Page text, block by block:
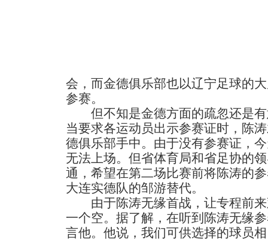
会，而金德俱乐部也以辽宁足球的
参赛。
但不知是金德方面的疏忽还是有
当要求各运动员出示参赛证时，陈
德俱乐部手中。由于没有参赛证，
无法上场。但省体育局和省足协的
通，希望在第二场比赛前将陈涛的
大连实德队的邹游替代。
由于陈涛无缘首战，让专程前来
一个空。据了解，在听到陈涛无缘
言他。他说，我们可供选择的球员